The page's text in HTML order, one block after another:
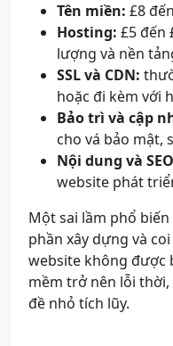
Tên miền: £8
Hosting: £5 đến
lượng và nền
SSL và CDN:
hoặc đi kèm với
Bảo trì và cập
cho vá bảo mật,
Nội dung và
website phát
Một sai lầm phổ
phần xây dựng và
website không được
mềm trở nên lỗi thời,
đề nhỏ tích lũy.